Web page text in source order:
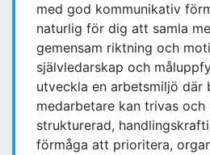
med god kommunikativ
naturlig för dig att samla
gemensam riktning och
självledarskap och
utveckla en arbetsmiljö där
medarbetare kan trivas och
strukturerad,
förmåga att prioritera,